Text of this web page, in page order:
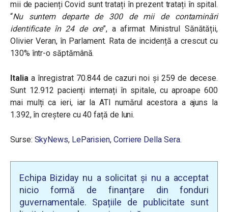
mii de pacienți Covid sunt tratați în prezent tratați în spital.
“Nu suntem departe de 300 de mii de contaminări
identificate în 24 de ore”, a afirmat Ministrul Sănătății,
Olivier Veran, în Parlament. Rata de incidență a crescut cu
130% într-o săptămână.
Italiaa înregistrat 70.844 de cazuri noi și 259 de decese.
Sunt 12.912 pacienți internați în spitale, cu aproape 600
mai mulți ca ieri, iar la ATI numărul acestora a ajuns la
1.392, în creștere cu 40 față de luni.
Surse: SkyNews, LeParisien, Corriere Della Sera.
Echipa Biziday nu a solicitat și nu a acceptat
nicio formă de finanțare din fonduri
guvernamentale. Spațiile de publicitate sunt